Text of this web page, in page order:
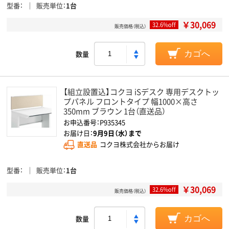
型番 販売単位 1台
販売価格（税込） 32.6%off ￥30,069
数量 カゴへ
【組立設置込】コクヨ iSデスク 専用デスクトッ
プパネル フロントタイプ 幅1000×高さ
350mm ブラウン 1台（直送品）
お申込番号：P935345
お届け日：9月9日（水）まで
直送品 コクヨ株式会社からお届け
型番 販売単位 1台
販売価格（税込） 32.6%off ￥30,069
数量 カゴへ